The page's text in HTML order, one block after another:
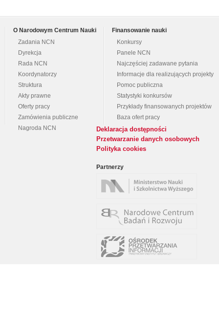
O Narodowym Centrum Nauki
Zadania NCN
Dyrekcja
Rada NCN
Koordynatorzy
Struktura
Akty prawne
Oferty pracy
Zamówienia publiczne
Nagroda NCN
Finansowanie nauki
Konkursy
Panele NCN
Najczęściej zadawane pytania
Informacje dla realizujących projekty
Pomoc publiczna
Statystyki konkursów
Przykłady finansowanych projektów
Baza ofert pracy
Deklaracja dostępności
Przetwarzanie danych osobowych
Polityka cookies
Partnerzy